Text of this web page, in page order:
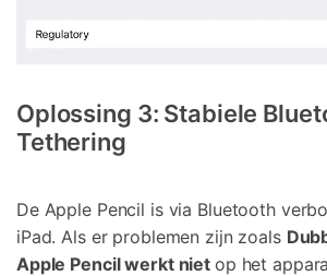
Oplossing 3: Stabiele
Tethering
De Apple Pencil is via Bluetooth
iPad. Als er problemen zijn zoals
Apple Pencil werkt niet op het